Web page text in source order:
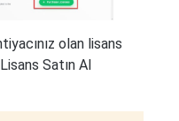
olan lisans
Satın Al